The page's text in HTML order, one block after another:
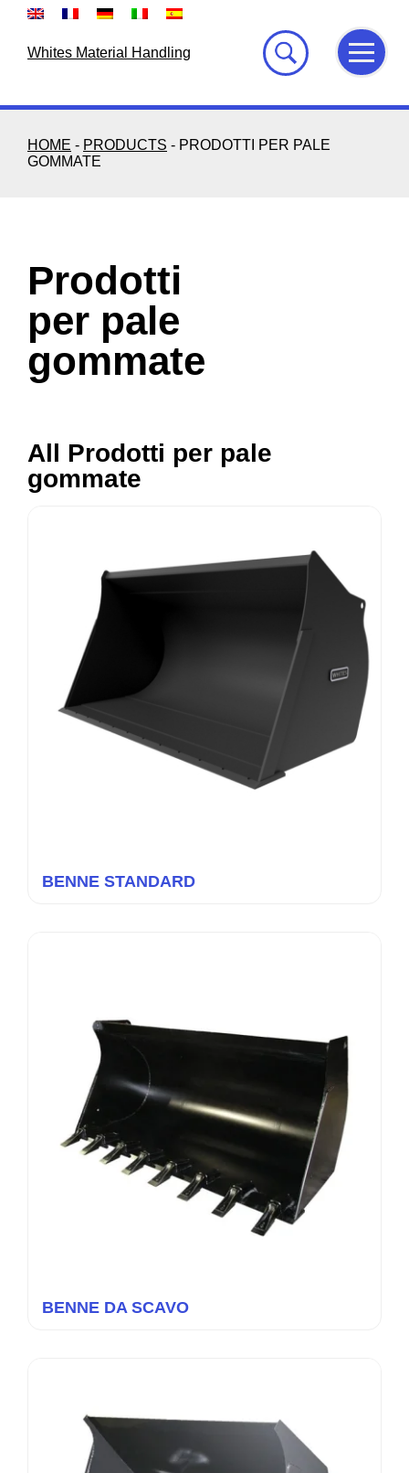
Skip
Whites Material Handling
HOME - PRODUCTS - PRODOTTI PER PALE
GOMMATE
Prodotti
per pale
gommate
All Prodotti per pale
gommate
BENNE STANDARD
BENNE DA SCAVO